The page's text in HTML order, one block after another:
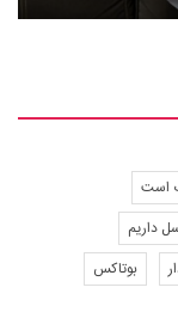
است
داریم
بوتاکس